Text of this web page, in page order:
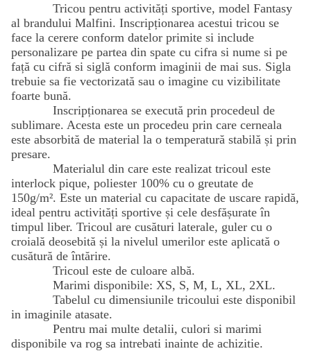
Tricou pentru activități sportive, model Fantasy
al brandului Malfini. Inscripționarea acestui tricou se
face la cerere conform datelor primite si include
personalizare pe partea din spate cu cifra si nume si pe
față cu cifră si siglă conform imaginii de mai sus. Sigla
trebuie sa fie vectorizată sau o imagine cu vizibilitate
foarte bună.
Inscripționarea se execută prin procedeul de
sublimare. Acesta este un procedeu prin care cerneala
este absorbită de material la o temperatură stabilă și prin
presare.
Materialul din care este realizat tricoul este
interlock pique, poliester 100% cu o greutate de
150g/m². Este un material cu capacitate de uscare rapidă,
ideal pentru activități sportive și cele desfășurate în
timpul liber. Tricoul are cusături laterale, guler cu o
croială deosebită și la nivelul umerilor este aplicată o
cusătură de întărire.
Tricoul este de culoare albă.
Marimi disponibile: XS, S, M, L, XL, 2XL.
Tabelul cu dimensiunile tricoului este disponibil
in imaginile atasate.
Pentru mai multe detalii, culori si marimi
disponibile va rog sa intrebati inainte de achizitie.